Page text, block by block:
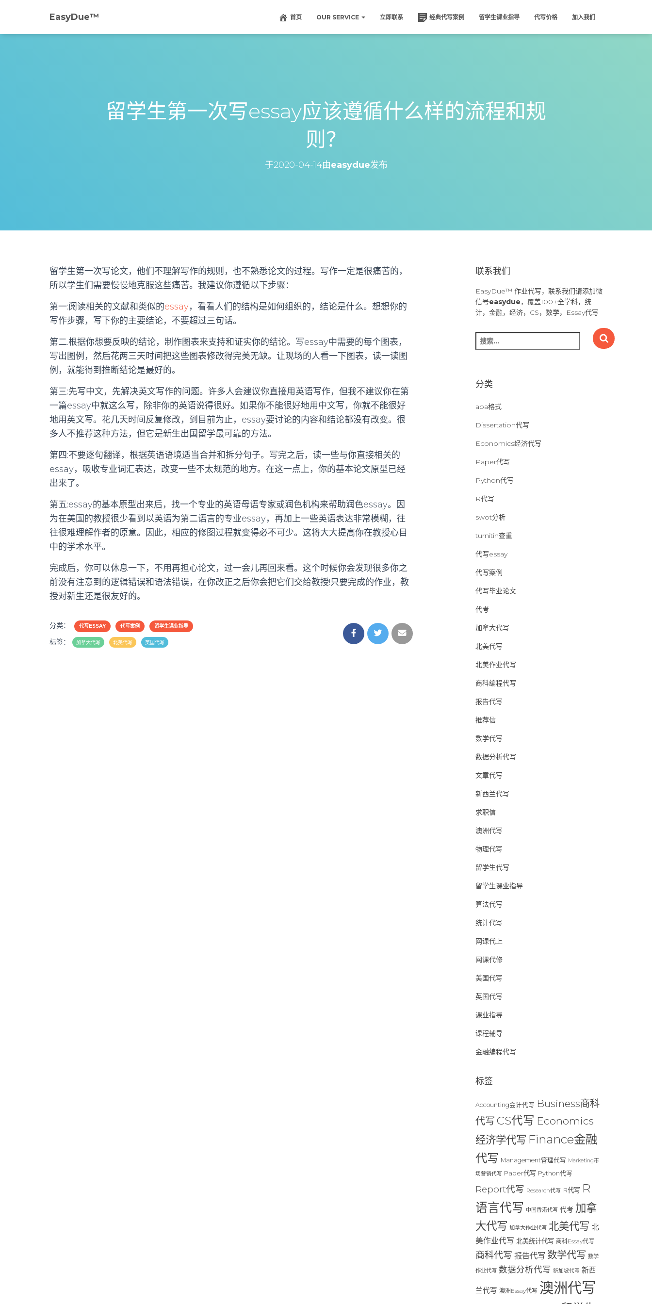
EasyDue™️ 首页 OUR SERVICE 立即联系 经典代写案例 留学生课业指导 代写价格 加入我们
留学生第一次写essay应该遵循什么样的流程和规
则？
于2020-04-14由easydue发布
留学生第一次写论文，他们不理解写作的规则，也不熟悉论文的过程。写作一定是很痛苦的，
所以学生们需要慢慢地克服这些痛苦。我建议你遵循以下步骤：
第一:阅读相关的文献和类似的essay，看看人们的结构是如何组织的，结论是什么。想想你的
写作步骤，写下你的主要结论，不要超过三句话。
第二.根据你想要反映的结论，制作图表来支持和证实你的结论。写essay中需要的每个图表，
写出图例，然后花两三天时间把这些图表修改得完美无缺。让现场的人看一下图表，读一读图
例，就能得到推断结论是最好的。
第三:先写中文，先解决英文写作的问题。许多人会建议你直接用英语写作，但我不建议你在第
一篇essay中就这么写，除非你的英语说得很好。如果你不能很好地用中文写，你就不能很好
地用英文写。花几天时间反复修改，到目前为止，essay要讨论的内容和结论都没有改变。很
多人不推荐这种方法，但它是新生出国留学最可靠的方法。
第四:不要逐句翻译，根据英语语境适当合并和拆分句子。写完之后，读一些与你直接相关的
essay，吸收专业词汇表达，改变一些不太规范的地方。在这一点上，你的基本论文原型已经
出来了。
第五:essay的基本原型出来后，找一个专业的英语母语专家或润色机构来帮助润色essay。因
为在美国的教授很少看到以英语为第二语言的专业essay，再加上一些英语表达非常模糊，往
往很难理解作者的原意。因此，相应的修图过程就变得必不可少。这将大大提高你在教授心目
中的学术水平。
完成后，你可以休息一下，不用再担心论文，过一会儿再回来看。这个时候你会发现很多你之
前没有注意到的逻辑错误和语法错误，在你改正之后你会把它们交给教授!只要完成的作业，教
授对新生还是很友好的。
分类： 代写ESSAY 代写案例 留学生课业指导
标签： 加拿大代写 北美代写 英国代写
联系我们
EasyDue™ 作业代写，联系我们请添加微
信号easydue，覆盖100+全学科，统
计，金融，经济，CS，数学，Essay代写
搜
索
分类
apa格式
Dissertation代写
Economics经济代写
Paper代写
Python代写
R代写
swot分析
turnitin查重
代写essay
代写案例
代写毕业论文
代考
加拿大代写
北美代写
北美作业代写
商科编程代写
报告代写
推荐信
数学代写
数据分析代写
文章代写
新西兰代写
求职信
澳洲代写
物理代写
留学生代写
留学生课业指导
算法代写
统计代写
网课代上
网课代修
美国代写
英国代写
课业指导
课程辅导
金融编程代写
标签
Accounting会计代写 Business商科
代写 CS代写 Economics
经济学代写 Finance金融
代写 Management管理代写 Marketing市
场营销代写 Paper代写 Python代写
Report代写 Research代写 R代写 R
语言代写 中国香港代写 代考 加拿
大代写 加拿大作业代写 北美代写 北
美作业代写 北美统计代写 商科Essay代写
商科代写 报告代写 数学代写 数学
作业代写 数据分析代写 新加坡代写 新西
兰代写 澳洲Essay代写 澳洲代写